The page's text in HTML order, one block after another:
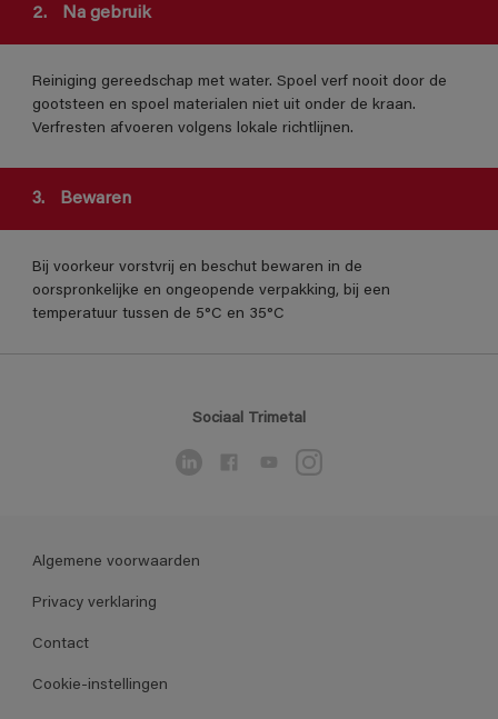
2. Na gebruik
Reiniging gereedschap met water. Spoel verf nooit door de
gootsteen en spoel materialen niet uit onder de kraan.
Verfresten afvoeren volgens lokale richtlijnen.
3. Bewaren
Bij voorkeur vorstvrij en beschut bewaren in de
oorspronkelijke en ongeopende verpakking, bij een
temperatuur tussen de 5°C en 35°C
Sociaal Trimetal
Algemene voorwaarden
Privacy verklaring
Contact
Cookie-instellingen